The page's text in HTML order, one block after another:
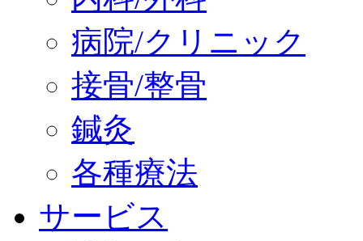
病院/クリニック
接骨/整骨
鍼灸
各種療法
サービス